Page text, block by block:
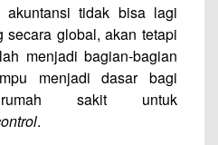
akuntansi tidak bisa lagi
secara global, akan tetapi
menjadi bagian-bagian
menjadi dasar bagi
rumah sakit untuk
.